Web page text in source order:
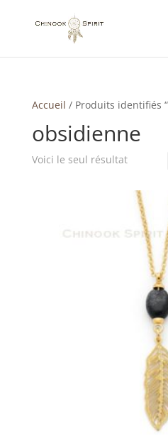
Accueil / Produits identifiés
obsidienne
Voici le seul résultat